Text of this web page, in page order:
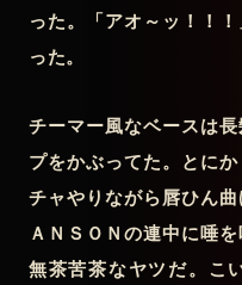
った。「アオ～ッ！！
った。
チーマー風なベースは
プをかぶってた。とに
チャやりながら唇ひん
ＡＮＳＯＮの連中に唾
無茶苦茶なヤツだ。こ